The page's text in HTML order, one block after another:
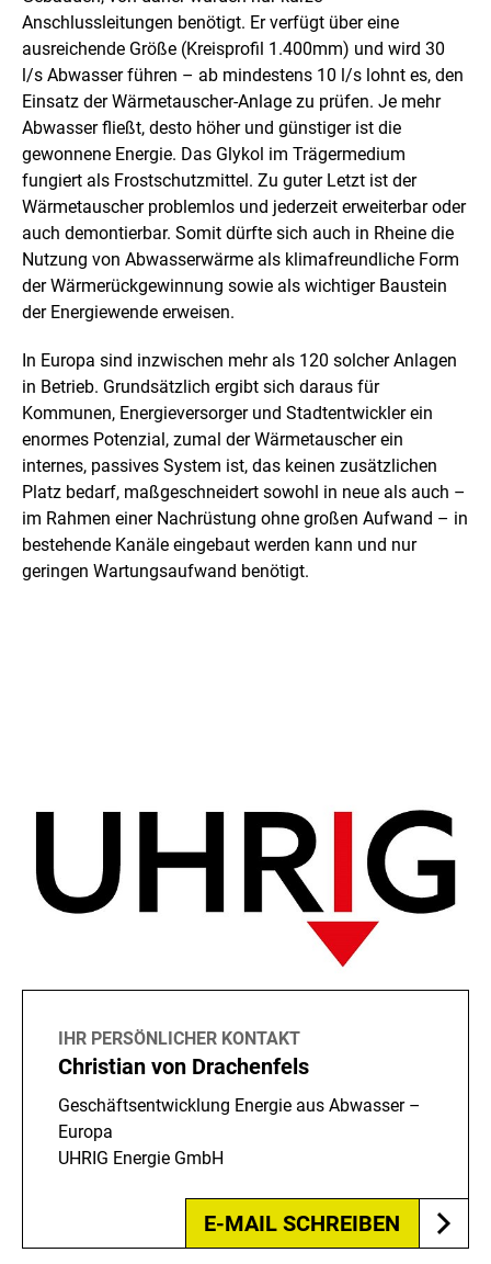
o
n
s
l
e
a
r
n
d
Anschlussleitungen benötigt. Er verfügt über eine
ausreichende Größe (Kreisprofil 1.400mm) und wird 30
l/s Abwasser führen – ab mindestens 10 l/s lohnt es, den
Einsatz der Wärmetauscher-Anlage zu prüfen. Je mehr
Abwasser fließt, desto höher und günstiger ist die
gewonnene Energie. Das Glykol im Trägermedium
fungiert als Frostschutzmittel. Zu guter Letzt ist der
Wärmetauscher problemlos und jederzeit erweiterbar oder
auch demontierbar. Somit dürfte sich auch in Rheine die
Nutzung von Abwasserwärme als klimafreundliche Form
der Wärmerückgewinnung sowie als wichtiger Baustein
der Energiewende erweisen.
In Europa sind inzwischen mehr als 120 solcher Anlagen
in Betrieb. Grundsätzlich ergibt sich daraus für
Kommunen, Energieversorger und Stadtentwickler ein
enormes Potenzial, zumal der Wärmetauscher ein
internes, passives System ist, das keinen zusätzlichen
Platz bedarf, maßgeschneidert sowohl in neue als auch –
im Rahmen einer Nachrüstung ohne großen Aufwand – in
bestehende Kanäle eingebaut werden kann und nur
geringen Wartungsaufwand benötigt.
IHR PERSÖNLICHER KONTAKT
Christian von Drachenfels
Geschäftsentwicklung Energie aus Abwasser –
Europa
UHRIG Energie GmbH
E-MAIL SCHREIBEN